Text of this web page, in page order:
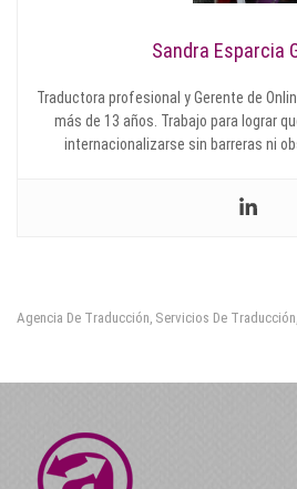
Sandra Esparcia
Traductora profesional y Gerente de
más de 13 años. Trabajo para lograr
internacionalizarse sin barreras ni
Agencia De Traducción, Servicios De Traducción